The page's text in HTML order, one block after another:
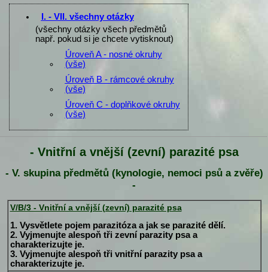
I. - VII. všechny otázky
(všechny otázky všech předmětů
např. pokud si je chcete vytisknout)
Úroveň A - nosné okruhy
(vše)
Úroveň B - rámcové okruhy
(vše)
Úroveň C - doplňkové okruhy
(vše)
- Vnitřní a vnější (zevní) parazité psa
- V. skupina předmětů (kynologie, nemoci psů a zvěře)
-
V/B/3 - Vnitřní a vnější (zevní) parazité psa
1. Vysvětlete pojem parazitóza a jak se parazité dělí.
2. Vyjmenujte alespoň tři zevní parazity psa a
charakterizujte je.
3. Vyjmenujte alespoň tři vnitřní parazity psa a
charakterizujte je.